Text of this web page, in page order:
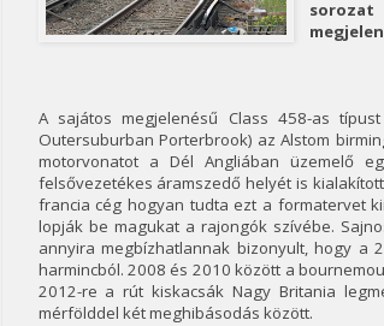
A sajátos megjelenésű Class 458-as
Outersuburban Porterbrook) az Alstom
motorvonatot a Dél Angliában üzemelő
felsővezetékes áramszedő helyét is
francia cég hogyan tudta ezt a formatervet
lopják be magukat a rajongók szívébe.
annyira megbízhatlannak bizonyult, hogy a
harmincból. 2008 és 2010 között a
2012-re a rút kiskacsák Nagy Britania
mérfölddel két meghibásodás között.